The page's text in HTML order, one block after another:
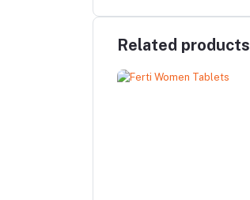
Related products